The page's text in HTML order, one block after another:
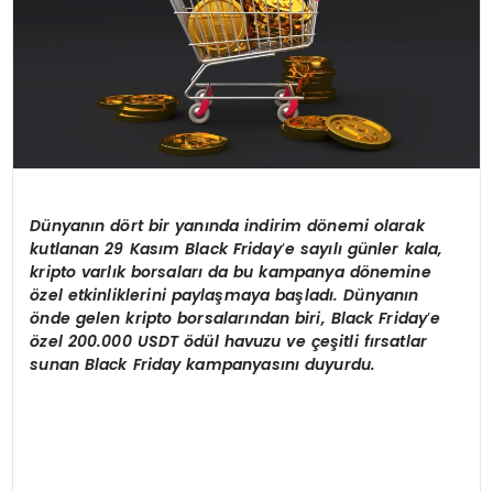
Dünyanın dört bir yanında indirim dönemi olarak
kutlanan 29 Kasım Black Friday’e sayılı günler kala,
kripto varlık borsaları da bu kampanya dönemine
özel etkinliklerini paylaşmaya başladı. Dünyanın
önde gelen kripto borsalarından biri, Black Friday’e
özel 200.000 USDTödül havuzu ve çeşitli fırsatlar
sunan Black Friday kampanyasını duyurdu.